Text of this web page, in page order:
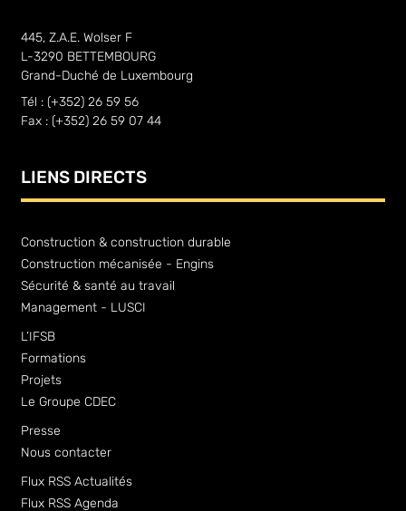
445, Z.A.E. Wolser F
L-3290 BETTEMBOURG
Grand-Duché de Luxembourg
Tél : (+352) 26 59 56
Fax : (+352) 26 59 07 44
LIENS DIRECTS
Construction & construction durable
Construction mécanisée - Engins
Sécurité & santé au travail
Management - LUSCI
L’IFSB
Formations
Projets
Le Groupe CDEC
Presse
Nous contacter
Flux RSS Actualités
Flux RSS Agenda